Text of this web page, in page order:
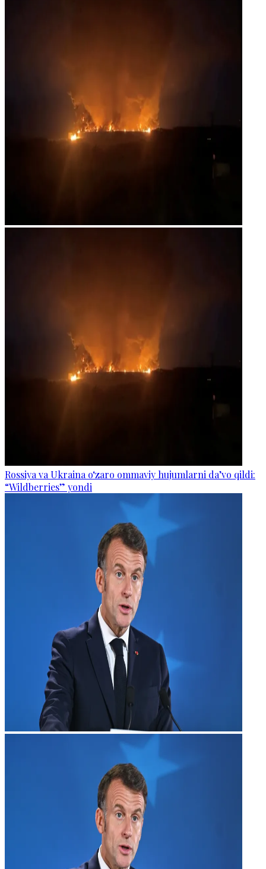
Rossiya va Ukraina o‘zaro ommaviy hujumlarni da’vo qildi:
“Wildberries” yondi